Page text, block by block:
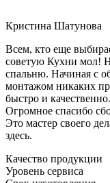
Кристина Шатунова
Всем, кто еще
советую Кухни мол!
спальню. Начиная с
монтажом никаких
быстро и
Огромное спасибо
Это мастер своего
здесь.
Качество продукции
Уровень сервиса